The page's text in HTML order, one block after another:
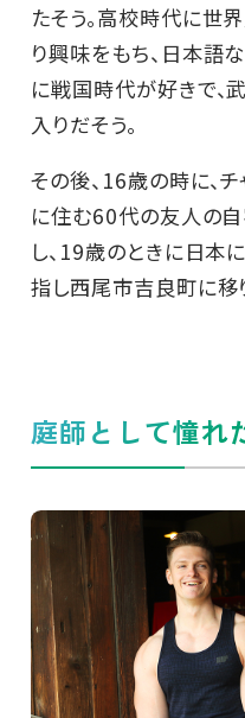
たそう。高校時代に世
り興味をもち、日本語
に戦国時代が好きで、
入りだそう。
その後、16歳の時に、
に住む60代の友人の
し、19歳のときに日本
指し西尾市吉良町に移
庭師として憧れ